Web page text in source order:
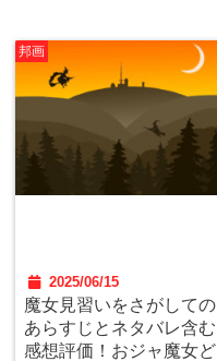
邦画
2025/06/15
魔女見習いをさがしての
あらすじとネタバレ含む
感想評価！おジャ魔女ど